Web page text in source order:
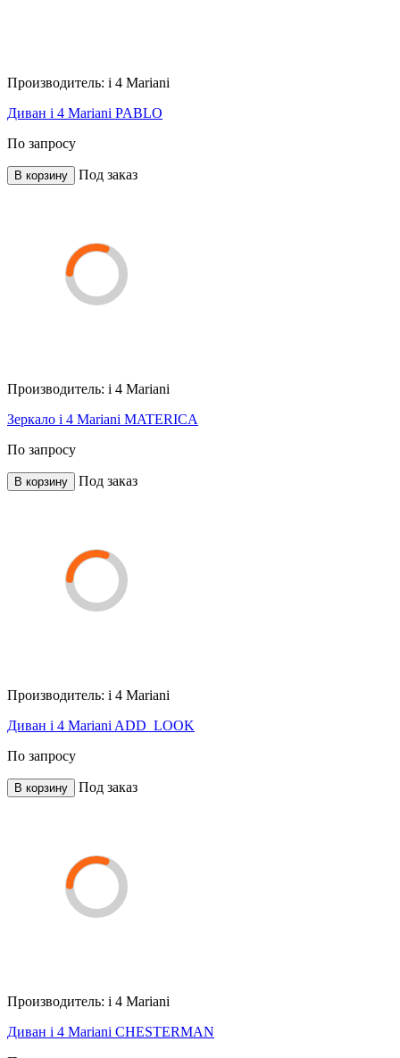
Производитель: i 4 Mariani
Диван i 4 Mariani PABLO
По запросу
В корзину Под заказ
Производитель: i 4 Mariani
Зеркало i 4 Mariani MATERICA
По запросу
В корзину Под заказ
Производитель: i 4 Mariani
Диван i 4 Mariani ADD_LOOK
По запросу
В корзину Под заказ
Производитель: i 4 Mariani
Диван i 4 Mariani CHESTERMAN